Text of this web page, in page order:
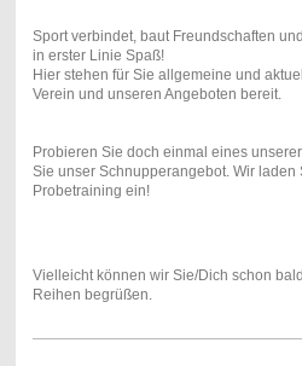
Sport verbindet, baut Freundschaften
in erster Linie Spaß!
Hier stehen für Sie allgemeine und
Verein und unseren Angeboten bereit.
Probieren Sie doch einmal eines
Sie unser Schnupperangebot. Wir laden
Probetraining ein!
Vielleicht können wir Sie/Dich schon
Reihen begrüßen.